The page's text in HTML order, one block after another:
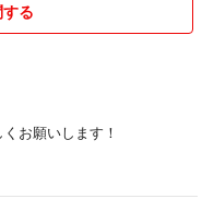
る
お願いします！